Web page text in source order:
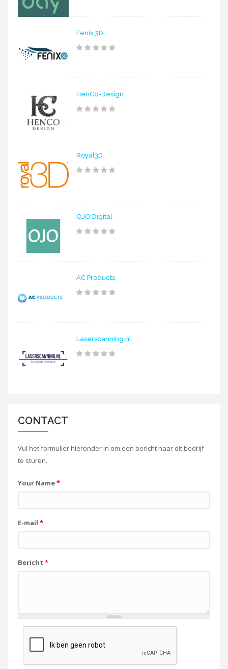
Fenix 3D
HenCo-Design
Royal3D
OJO Digital
AC Products
Laserscanning.nl
CONTACT
Vul het formulier hieronder in om een bericht naar dit bedrijf
te sturen.
Your Name*
E-mail *
Bericht *